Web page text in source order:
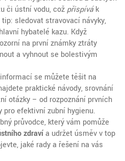
či ústní vodu, což přispívák
sledovat stravovací návyky,
hybatelé kazu. Když
na první známky ztráty
a vyhnout se bolestivým
se můžete těšit na
praktické návody, srovnání
otázky – od rozpoznání prvních
pro efektivní zubní hygienu.
průvodce, který vám pomůže
zdravía udržet úsměv v top
jaké rady a řešení na vás